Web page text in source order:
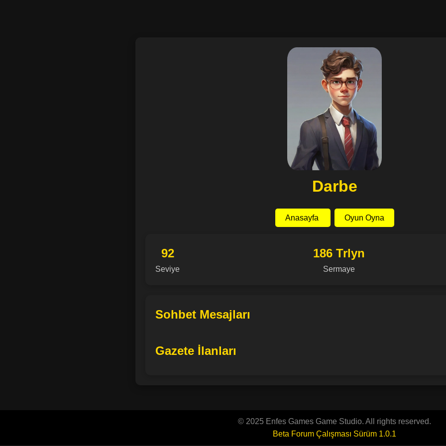
Darbe
Anasayfa Oyun Oyna
92
Seviye
186 Trlyn
Sermaye
Sohbet Mesajları
Gazete İlanları
© 2025 Enfes Games Game Studio. All rights reserved.
Beta Forum Çalışması Sürüm 1.0.1